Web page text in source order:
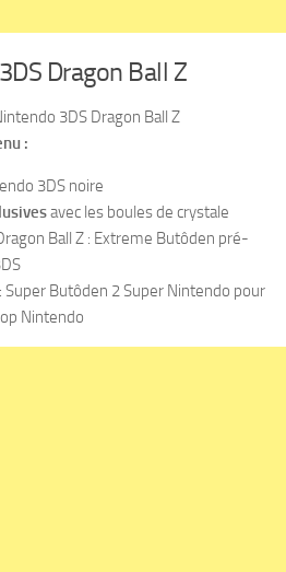
Dragon Ball Z
3DS Dragon Ball Z
:
3DS noire
avec les boules de crystale
Ball Z : Extreme Butôden pré-
Super Butôden 2 Super Nintendo pour
Nintendo